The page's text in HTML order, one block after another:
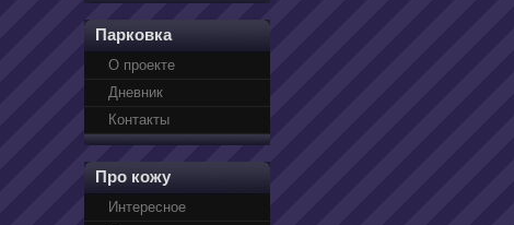
Парковка
О проекте
Дневник
Контакты
Про кожу
Интересное